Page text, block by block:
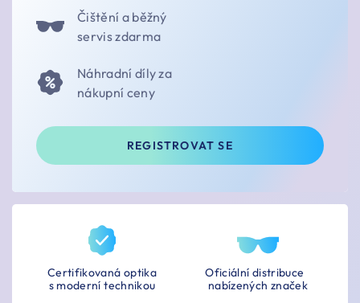
Čištění a běžný
servis zdarma
Náhradní díly za
nákupní ceny
REGISTROVAT SE
Certifikovaná optika
s moderní technikou
Oficiální distribuce
nabízených značek